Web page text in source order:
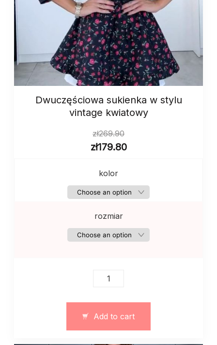
Dwuczęściowa sukienka w stylu
vintage kwiatowy
zł269.90
zł179.80
kolor
rozmiar
Dwuczęściowa
vintage
kwiatowy
Add to cart